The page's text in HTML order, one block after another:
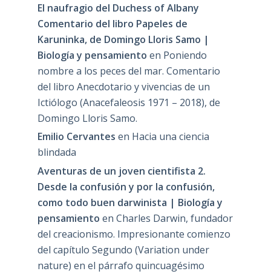
El naufragio del Duchess of Albany
Comentario del libro Papeles de
Karuninka, de Domingo Lloris Samo |
Biología y pensamiento en Poniendo
nombre a los peces del mar. Comentario
del libro Anecdotario y vivencias de un
Ictiólogo (Anacefaleosis 1971 – 2018), de
Domingo Lloris Samo.
Emilio Cervantes en Hacia una ciencia
blindada
Aventuras de un joven cientifista 2.
Desde la confusión y por la confusión,
como todo buen darwinista | Biología y
pensamiento en Charles Darwin, fundador
del creacionismo. Impresionante comienzo
del capítulo Segundo (Variation under
nature) en el párrafo quincuagésimo